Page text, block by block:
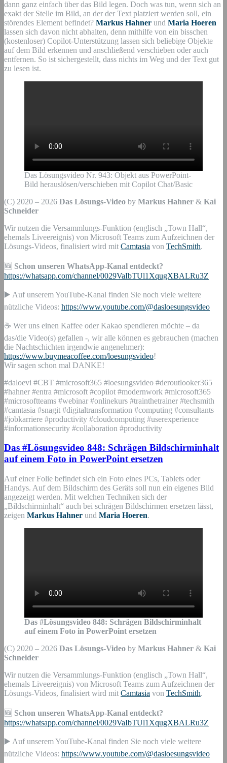
dann ganz einfach über das Bild legen. Doch was tun, wenn sich an
exakt der Stelle im Bild, an der der Text platziert werden soll, ein
störendes Element befindet? Markus Hahner und Maria Hoeren
lassen sich davon nicht abhalten, denn mithilfe von ein bisschen
(kostenloser) Copilot-Unterstützung lassen sich beliebige Objekte
auf dem Bild erkennen und anschließend verschieben oder auch
entfernen. So ist sichergestellt, dass nichts im Weg und der Text gut
zu lesen ist.
Das Lösungsvideo Nr. 943: Objekt aus PowerPoint-
Bild herauslösen/verschieben mit Copilot Chat/Basic
(C) 2020 – 2026 Das Lösungs-Video by Markus Hahner & Kai
Schneider
Wir nutzen die Versammlungs-Funktion (englisch „Town Hall“,
ehemals Liveereignis) von Microsoft Teams zum Aufzeichnen der
Lösungs-Videos, finalisiert wird mit Camtasia von TechSmith.
🆕 Schon unseren WhatsApp-Kanal entdeckt?
https://whatsapp.com/channel/0029VaIbTUl1XqugXBALRu3Z
▶️ Auf unserem YouTube-Kanal finden Sie noch viele weitere
nützliche Videos: https://www.youtube.com/@dasloesungsvideo
☕ Wer uns einen Kaffee oder Kakao spendieren möchte – da
das/die Video(s) gefallen -, wir alle können es gebrauchen (machen
die Nachtschichten irgendwie angenehmer):
https://www.buymeacoffee.com/loesungsvideo!
Wir sagen schon mal DANKE!
#daloevi #CBT #microsoft365 #loesungsvideo #deroutlooker365
#hahner #entra #microsoft #copilot #modernwork #microsoft365
#microsoftteams #webinar #onlinekurs #trainthetrainer #techsmith
#camtasia #snagit #digitaltransformation #computing #consultants
#jobkarriere #productivity #cloudcomputing #userexperience
#informationsecurity #collaboration #productivity
Das #Lösungsvideo 848: Schrägen Bildschirminhalt
auf einem Foto in PowerPoint ersetzen
Auf einer Folie befindet sich ein Foto eines PCs, Tablets oder
Handys. Auf dem Bildschirm des Geräts soll nun ein eigenes Bild
angezeigt werden. Mit welchen Techniken sich der
„Bildschirminhalt“ auch bei schrägen Bildschirmen ersetzen lässt,
zeigen Markus Hahner und Maria Hoeren.
Das #Lösungsvideo 848: Schrägen Bildschirminhalt
auf einem Foto in PowerPoint ersetzen
(C) 2020 – 2026 Das Lösungs-Video by Markus Hahner & Kai
Schneider
Wir nutzen die Versammlungs-Funktion (englisch „Town Hall“,
ehemals Liveereignis) von Microsoft Teams zum Aufzeichnen der
Lösungs-Videos, finalisiert wird mit Camtasia von TechSmith.
🆕 Schon unseren WhatsApp-Kanal entdeckt?
https://whatsapp.com/channel/0029VaIbTUl1XqugXBALRu3Z
▶️ Auf unserem YouTube-Kanal finden Sie noch viele weitere
nützliche Videos: https://www.youtube.com/@dasloesungsvideo